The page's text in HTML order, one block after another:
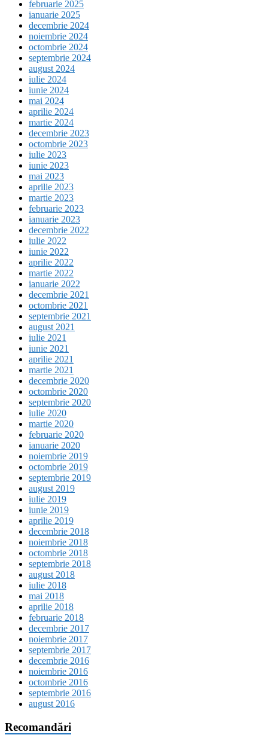
februarie 2025
ianuarie 2025
decembrie 2024
noiembrie 2024
octombrie 2024
septembrie 2024
august 2024
iulie 2024
iunie 2024
mai 2024
aprilie 2024
martie 2024
decembrie 2023
octombrie 2023
iulie 2023
iunie 2023
mai 2023
aprilie 2023
martie 2023
februarie 2023
ianuarie 2023
decembrie 2022
iulie 2022
iunie 2022
aprilie 2022
martie 2022
ianuarie 2022
decembrie 2021
octombrie 2021
septembrie 2021
august 2021
iulie 2021
iunie 2021
aprilie 2021
martie 2021
decembrie 2020
octombrie 2020
septembrie 2020
iulie 2020
martie 2020
februarie 2020
ianuarie 2020
noiembrie 2019
octombrie 2019
septembrie 2019
august 2019
iulie 2019
iunie 2019
aprilie 2019
decembrie 2018
noiembrie 2018
octombrie 2018
septembrie 2018
august 2018
iulie 2018
mai 2018
aprilie 2018
februarie 2018
decembrie 2017
noiembrie 2017
septembrie 2017
decembrie 2016
noiembrie 2016
octombrie 2016
septembrie 2016
august 2016
Recomandări